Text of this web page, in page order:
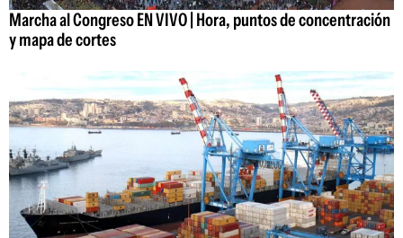
Marcha al Congreso EN VIVO | Hora, puntos de concentración
y mapa de cortes